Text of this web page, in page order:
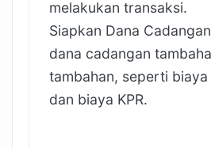
melakukan transaksi.
Siapkan Dana
dana cadangan
tambahan, seperti
dan biaya KPR.